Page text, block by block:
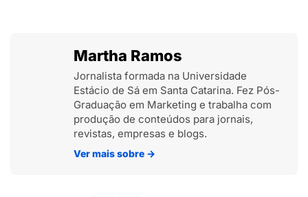
Martha Ramos
Jornalista formada na Universidade
Estácio de Sá em Santa Catarina. Fez Pós-
Graduação em Marketing e trabalha com
produção de conteúdos para jornais,
revistas, empresas e blogs.
Ver mais sobre →